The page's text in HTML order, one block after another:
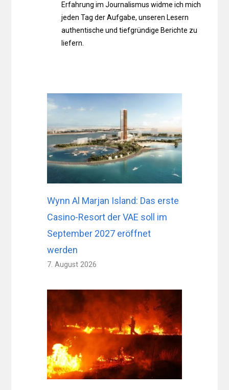
Erfahrung im Journalismus widme ich mich
jeden Tag der Aufgabe, unseren Lesern
authentische und tiefgründige Berichte zu
liefern.
Wynn Al Marjan Island: Das erste
Casino-Resort der VAE soll im
September 2027 eröffnet
werden
7. August 2026